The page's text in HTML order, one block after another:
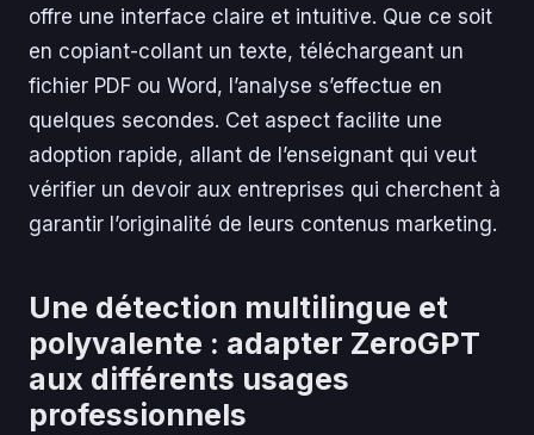
offre une interface claire et intuitive. Que ce soit
en copiant-collant un texte, téléchargeant un
fichier PDF ou Word, l’analyse s’effectue en
quelques secondes. Cet aspect facilite une
adoption rapide, allant de l’enseignant qui veut
vérifier un devoir aux entreprises qui cherchent à
garantir l’originalité de leurs contenus marketing.
Une détection multilingue et
polyvalente : adapter ZeroGPT
aux différents usages
professionnels